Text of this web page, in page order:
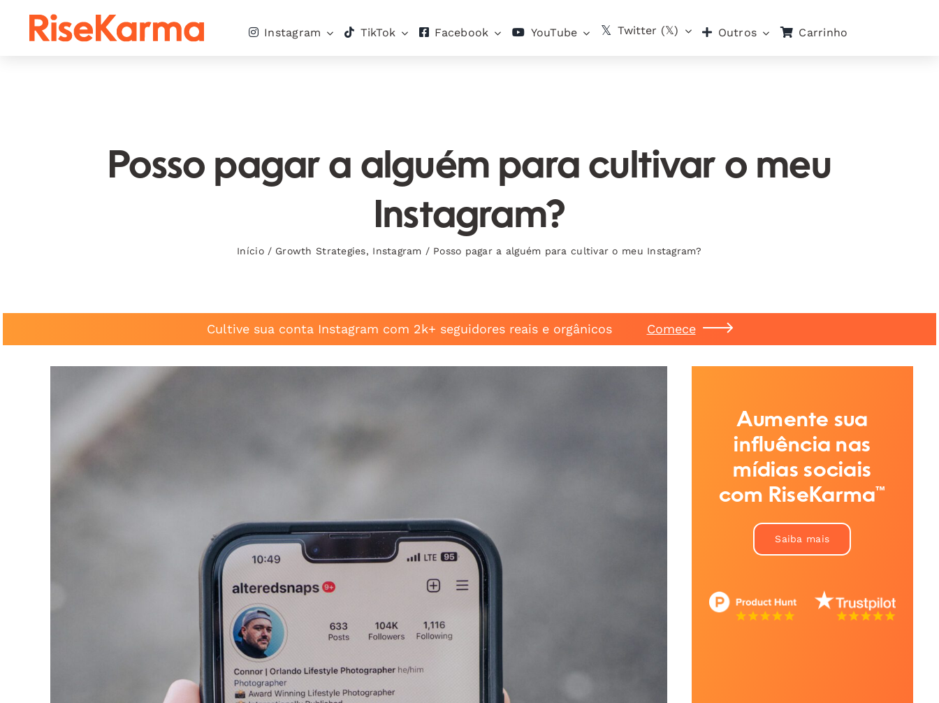
Instagram TikTok Facebook YouTube Twitter (𝕏) Outros Carrinho
Posso pagar a alguém para cultivar o meu
Instagram?
Início / Growth Strategies, Instagram / Posso pagar a alguém para cultivar o meu Instagram?
Cultive sua conta Instagram com 2k+ seguidores reais e orgânicos Comece
Aumente sua
influência nas
mídias sociais
com RiseKarma™
Saiba mais